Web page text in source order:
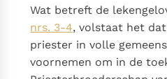
Wat betreft de
nrs. 3-4, volstaat het
priester in volle
voornemen om in de